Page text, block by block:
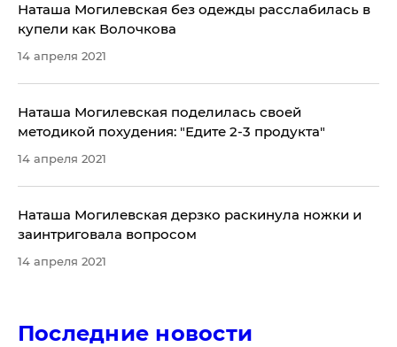
Наташа Могилевская без одежды расслабилась в
купели как Волочкова
14 апреля 2021
Наташа Могилевская поделилась своей
методикой похудения: "Едите 2-3 продукта"
14 апреля 2021
Наташа Могилевская дерзко раскинула ножки и
заинтриговала вопросом
14 апреля 2021
Последние новости